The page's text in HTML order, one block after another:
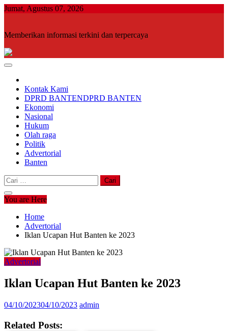
Skip
Jumat, Agustus 07, 2026
Memberikan informasi terkini dan terpercaya
Kontak Kami
DPRD BANTENDPRD BANTEN
Ekonomi
Nasional
Hukum
Olah raga
Politik
Advertorial
Banten
Cari
untuk:
You are Here
Home
Advertorial
Iklan Ucapan Hut Banten ke 2023
Advertorial
Iklan Ucapan Hut Banten ke 2023
04/10/202304/10/2023 admin
Related Posts: